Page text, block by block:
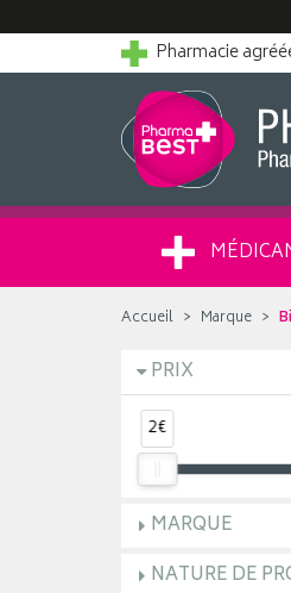
Pharmacie
Accueil Marque
PRIX
2€
MARQUE
NATURE DE